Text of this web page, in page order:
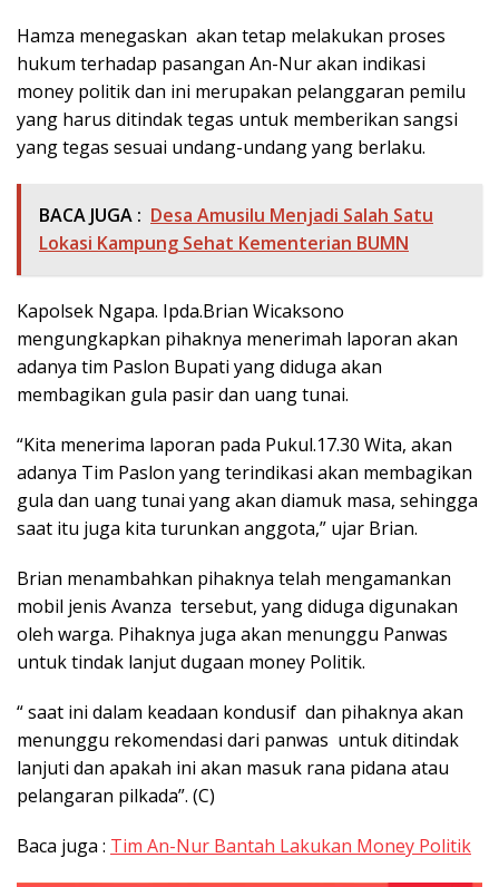
Hamza menegaskan akan tetap melakukan proses
hukum terhadap pasangan An-Nur akan indikasi
money politik dan ini merupakan pelanggaran pemilu
yang harus ditindak tegas untuk memberikan sangsi
yang tegas sesuai undang-undang yang berlaku.
BACA JUGA : Desa Amusilu Menjadi Salah Satu
Lokasi Kampung Sehat Kementerian BUMN
Kapolsek Ngapa. Ipda.Brian Wicaksono
mengungkapkan pihaknya menerimah laporan akan
adanya tim Paslon Bupati yang diduga akan
membagikan gula pasir dan uang tunai.
“Kita menerima laporan pada Pukul.17.30 Wita, akan
adanya Tim Paslon yang terindikasi akan membagikan
gula dan uang tunai yang akan diamuk masa, sehingga
saat itu juga kita turunkan anggota,” ujar Brian.
Brian menambahkan pihaknya telah mengamankan
mobil jenis Avanza tersebut, yang diduga digunakan
oleh warga. Pihaknya juga akan menunggu Panwas
untuk tindak lanjut dugaan money Politik.
“ saat ini dalam keadaan kondusif dan pihaknya akan
menunggu rekomendasi dari panwas untuk ditindak
lanjuti dan apakah ini akan masuk rana pidana atau
pelangaran pilkada”. (C)
Baca juga : Tim An-Nur Bantah Lakukan Money Politik